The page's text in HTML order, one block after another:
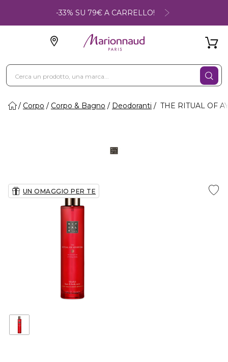
-33% SU 79€ A CARRELLO!
Corpo Corpo & Bagno Deodoranti THE RITUAL OF
UN OMAGGIO PER TE